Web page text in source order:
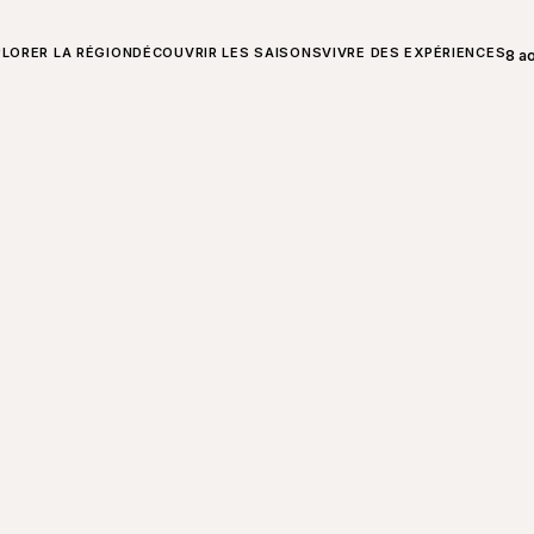
LA RÉGIONDÉCOUVRIR LES SAISONSVIVRE DES EXPÉRIENCES
SUR CHARLEVOIX 8